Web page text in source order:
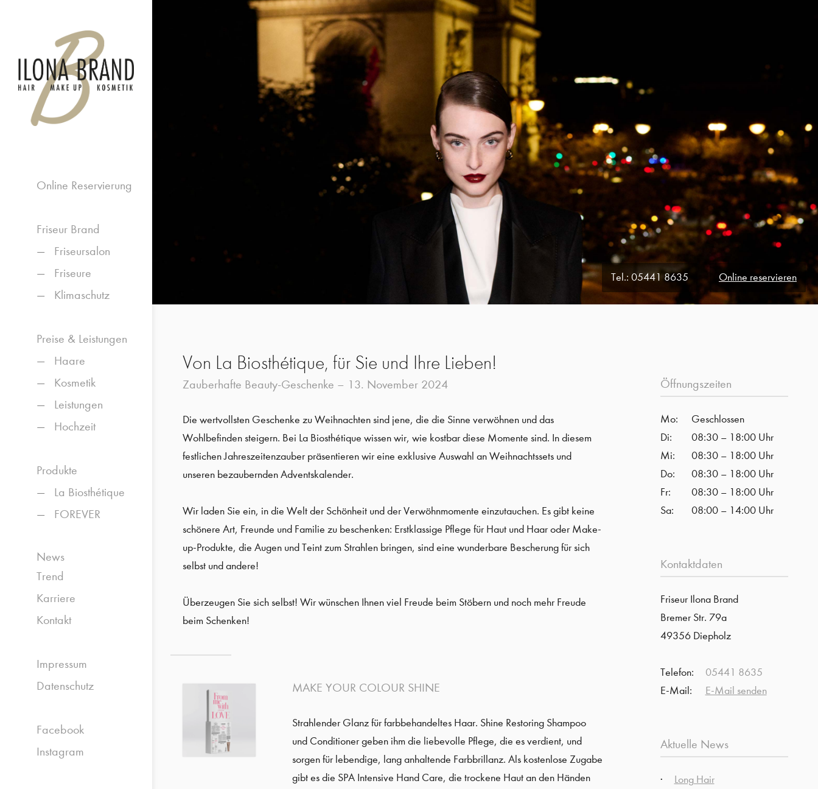
Online Reservierung
Friseur Brand
Friseursalon
Friseure
Klimaschutz
Preise & Leistungen
Haare
Kosmetik
Leistungen
Hochzeit
Produkte
La Biosthétique
FOREVER
News
Trend
Karriere
Kontakt
Impressum
Datenschutz
Facebook
Instagram
Tel.: 05441 8635 Online reservieren
Öffnungszeiten
Mo:
Geschlossen
Di:
08:30 – 18:00 Uhr
Mi:
08:30 – 18:00 Uhr
Do:
08:30 – 18:00 Uhr
Fr:
08:30 – 18:00 Uhr
Sa:
08:00 – 14:00 Uhr
Kontaktdaten
Friseur Ilona Brand
Bremer Str. 79a
49356 Diepholz
Telefon:
05441 8635
E-Mail:
E-Mail senden
Aktuelle News
Long Hair
Von La Biosthétique, für Sie und Ihre Lieben!
Zauberhafte Beauty-Geschenke – 13. November 2024
Die wertvollsten Geschenke zu Weihnachten sind jene, die die Sinne verwöhnen und das
Wohlbefinden steigern. Bei La Biosthétique wissen wir, wie kostbar diese Momente sind. In diesem
festlichen Jahreszeitenzauber präsentieren wir eine exklusive Auswahl an Weihnachtssets und
unseren bezaubernden Adventskalender.
Wir laden Sie ein, in die Welt der Schönheit und der Verwöhnmomente einzutauchen. Es gibt keine
schönere Art, Freunde und Familie zu beschenken: Erstklassige Pflege für Haut und Haar oder Make-
up-Produkte, die Augen und Teint zum Strahlen bringen, sind eine wunderbare Bescherung für sich
selbst und andere!
Überzeugen Sie sich selbst! Wir wünschen Ihnen viel Freude beim Stöbern und noch mehr Freude
beim Schenken!
MAKE YOUR COLOUR SHINE
Strahlender Glanz für farbbehandeltes Haar. Shine Restoring Shampoo
und Conditioner geben ihm die liebevolle Pflege, die es verdient, und
sorgen für lebendige, lang anhaltende Farbbrillanz. Als kostenlose Zugabe
gibt es die SPA Intensive Hand Care, die trockene Haut an den Händen